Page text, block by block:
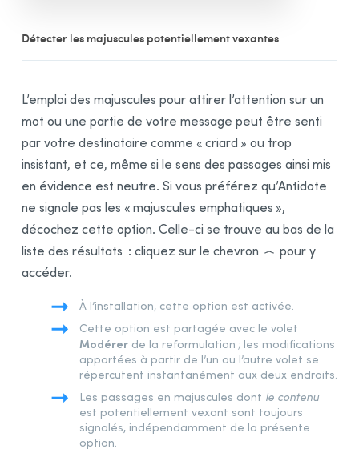
Détecter les majuscules potentiellement vexantes
L’emploi des majuscules pour attirer l’attention sur un
mot ou une partie de votre message peut être senti
par votre destinataire comme « criard » ou trop
insistant, et ce, même si le sens des passages ainsi mis
en évidence est neutre. Si vous préférez qu’Antidote
ne signale pas les « majuscules emphatiques »,
décochez cette option. Celle-ci se trouve au bas de la
liste des résultats : cliquez sur le chevron
pour y
accéder.
À l’installation, cette option est activée.
Cette option est partagée avec le volet
Modérer de la reformulation ; les modifications
apportées à partir de l’un ou l’autre volet se
répercutent instantanément aux deux endroits.
Les passages en majuscules dont le contenu
est potentiellement vexant sont toujours
signalés, indépendamment de la présente
option.